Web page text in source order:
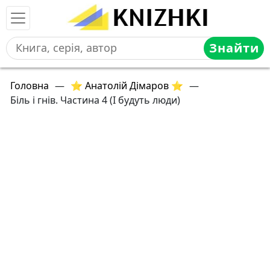
Знайти
Головна — ⭐ Анатолій Дімаров ⭐ —
Біль і гнів. Частина 4 (І будуть люди)